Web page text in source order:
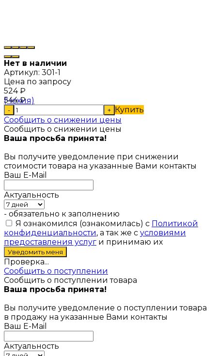
Нет в наличии
Артикул: 301-1
Цена по запросу
524₽
544₽
- + Купить
Сообщить о снижении цены
Сообщить о снижении цены
Ваша просьба принята!
Вы получите уведомление при снижении
стоимости товара на указанные Вами контакты
Ваш E-Mail
Актуальность
- обязательно к заполнению
Я ознакомился (ознакомилась) с Политикой
конфиденциальности, а так же с условиями
предоставления услуг и принимаю их
Проверка...
Сообщить о поступлении
Сообщить о поступлении товара
Ваша просьба принята!
Вы получите уведомление о поступлении товара
в продажу на указанные Вами контакты
Ваш E-Mail
Актуальность